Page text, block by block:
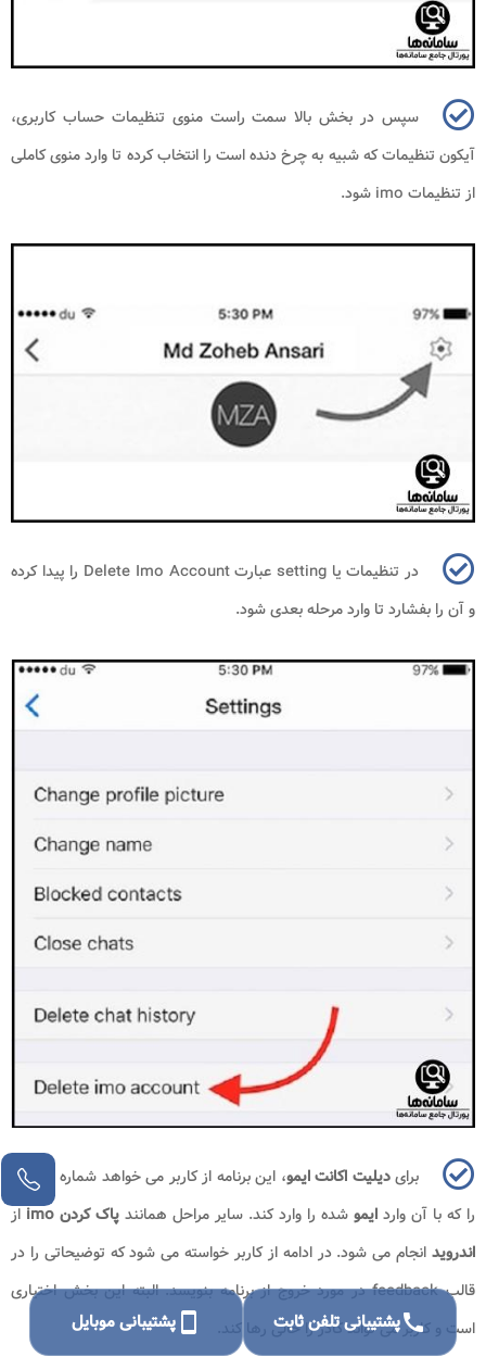
سپس در بخش بالا سمت راست منوی تنظیمات حساب کاربری،
آیکون تنظیمات که شبیه به چرخ دنده است را انتخاب کرده تا وارد منوی کاملی
از تنظیمات imo شود.
در تنظیمات یاsetting عبارتDelete Imo Account را پیدا کرده
و آن را بفشارد تا وارد مرحله بعدی شود.
برایدیلیت اکانت ایمو، این برنامه از کاربر می خواهد شماره موبایلی
را که با آن وارد ایمو شده را وارد کند. سایر مراحل همانند پاک کردن imo از
اندروید انجام می شود. در ادامه از کاربر خواسته می شود که توضیحاتی را در
قالبfeedbackدر مورد خروج از برنامه بنویسد. البته این بخش اختیاری
است و کاربر می تواند کادر را خالی رها کند.
callپشتیبانی تلفن ثابت smartphoneپشتیبانی موبایل